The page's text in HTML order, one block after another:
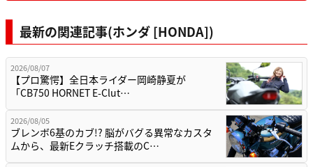
最新の関連記事(ホンダ [HONDA])
2026/08/07
【プロ驚愕】全日本ライダー岡崎静夏が
「CB750 HORNET E-Clut…
2026/08/05
ブレンボ6基のカブ!? 脳がバグる異常なカスタ
ムから、最新Eクラッチ搭載のC…